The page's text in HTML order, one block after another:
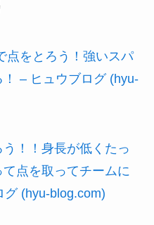
点をとろう！強いスパ
– ヒュウブログ (hyu-
！！身長が低くたっ
点を取ってチームに
(hyu-blog.com)